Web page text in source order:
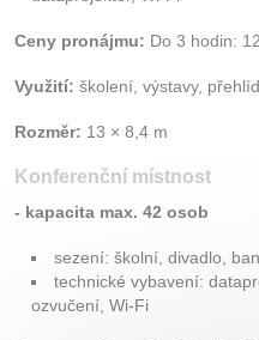
Ceny pronájmu: Do 3 hodin:
Využití: školení, výstavy,
Rozměr: 13 × 8,4 m
Konferenční místnost
- kapacita max. 42 osob
sezení: školní, divadlo,
technické vybavení:
ozvučení, Wi-Fi